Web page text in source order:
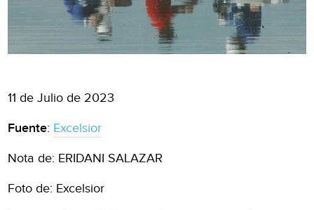
11 de Julio de 2023
Fuente: Excelsior
Nota de: ERIDANI SALAZAR
Foto de: Excelsior